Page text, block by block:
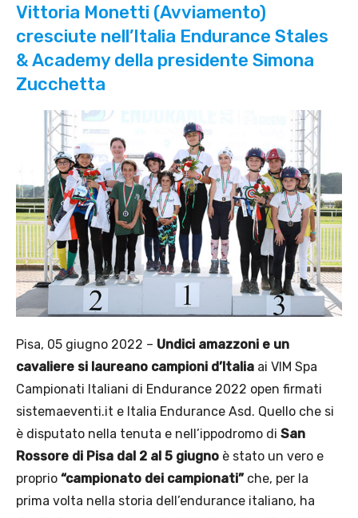
Vittoria Monetti (Avviamento)
cresciute nell’Italia Endurance Stales
& Academy della presidente Simona
Zucchetta
Pisa, 05 giugno 2022 – Undici amazzoni e un
cavaliere si laureano campioni d’Italia ai VIM Spa
Campionati Italiani di Endurance 2022 open firmati
sistemaeventi.it e Italia Endurance Asd. Quello che si
è disputato nella tenuta e nell’ippodromo di San
Rossore di Pisa dal 2 al 5 giugno è stato un vero e
proprio “campionato dei campionati” che, per la
prima volta nella storia dell’endurance italiano, ha